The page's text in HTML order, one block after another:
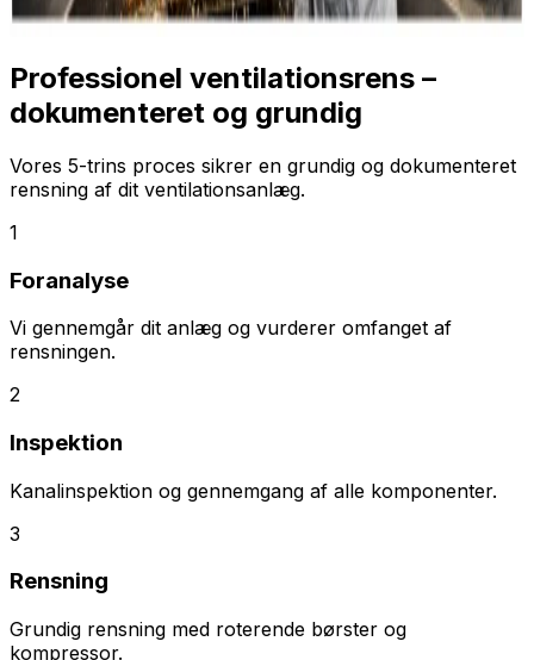
Professionel ventilationsrens –
dokumenteret og grundig
Vores 5-trins proces sikrer en grundig og dokumenteret
rensning af dit ventilationsanlæg.
1
Foranalyse
Vi gennemgår dit anlæg og vurderer omfanget af
rensningen.
2
Inspektion
Kanalinspektion og gennemgang af alle komponenter.
3
Rensning
Grundig rensning med roterende børster og
kompressor.